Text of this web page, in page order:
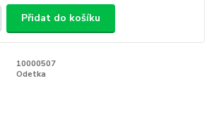
Přidat do košíku
10000507
Odetka